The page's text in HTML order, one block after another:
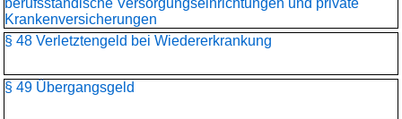
berufsständische Versorgungseinrichtungen und private
Krankenversicherungen
§ 48 Verletztengeld bei Wiedererkrankung
§ 49 Übergangsgeld